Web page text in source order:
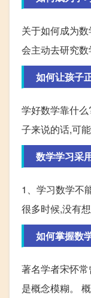
关于如何成为
会主动去研究数
如何让孩子
学好数学靠什
子来说的话,可
数学学习采
1、学习数学不
很多时候,没有想
如何掌握数
著名学者宋怀
是概念模糊。